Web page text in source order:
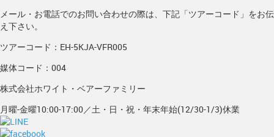
メール・お電話でのお問い合わせの際は、下記「ツアーコード」をお伝
え下さい。
ツアーコード：EH-5KJA-VFR005
媒体コード：004
株式会社ホワイト・ベアーファミリー
月曜-金曜10:00-17:00／土・日・祝・年末年始(12/30-1/3)休業